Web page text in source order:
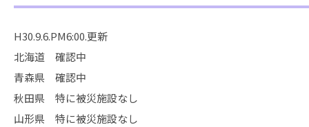
H30.9.6.PM6:00.更新
北海道 確認中
青森県 確認中
秋田県 特に被災施設なし
山形県 特に被災施設なし